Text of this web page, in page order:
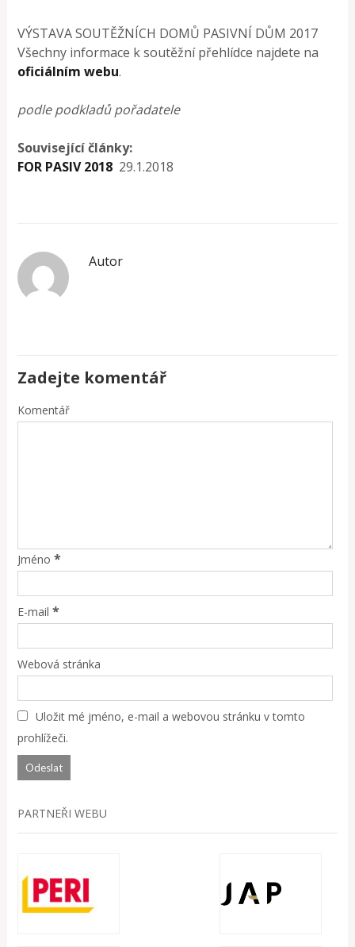
VÝSTAVA SOUTĚŽNÍCH DOMŮ PASIVNÍ DŮM 2017
Všechny informace k soutěžní přehlídce najdete na
oficiálním webu.
podle podkladů pořadatele
Související články:
FOR PASIV 2018 29.1.2018
Autor
Zadejte komentář
Komentář
Jméno *
E-mail *
Webová stránka
Uložit mé jméno, e-mail a webovou stránku v tomto
prohlížeči.
PARTNEŘI WEBU